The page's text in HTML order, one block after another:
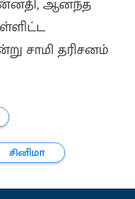
ஆனந்த
சாமி தரிசனம்
சினிமா